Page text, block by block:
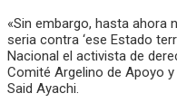
«Sin embargo, hasta ahora
seria contra ‘ese Estado
Nacional el activista de
Comité Argelino de Apoyo
Said Ayachi.